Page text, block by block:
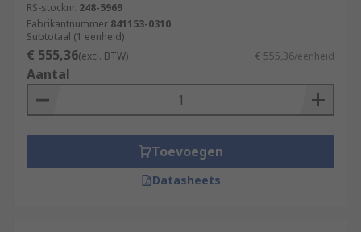
RS-stocknr. 248-5969
Fabrikantnummer 841153-0310
Subtotaal (1 eenheid)
€ 555,36(excl. BTW) € 555,36/eenheid
Aantal
Toevoegen
Datasheets